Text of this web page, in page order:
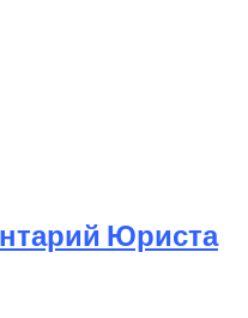
Юриста